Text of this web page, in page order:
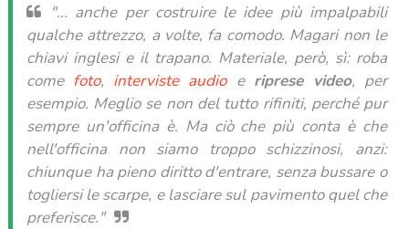
"... anche per costruire le idee più impalpabili
qualche attrezzo, a volte, fa comodo. Magari non le
chiavi inglesi e il trapano. Materiale, però, sì: roba
come foto, interviste audioe riprese video, per
esempio. Meglio se non del tutto rifiniti, perché pur
sempre un'officina è. Ma ciò che più conta è che
nell'officina non siamo troppo schizzinosi, anzi:
chiunque ha pieno diritto d'entrare, senza bussare o
togliersi le scarpe, e lasciare sul pavimento quel che
preferisce."